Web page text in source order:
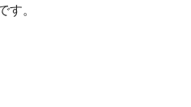
す。